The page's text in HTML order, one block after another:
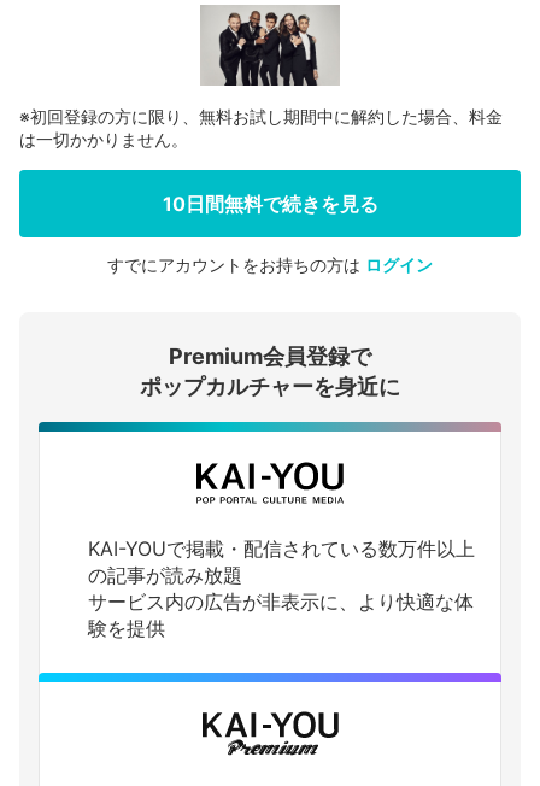
会員登録する
ログインする
※初回登録の方に限り、無料お試し期間中に解約した場合、料金
は一切かかりません。
10日間無料で続きを見る
すでにアカウントをお持ちの方は ログイン
Premium会員登録で
ポップカルチャーを身近に
KAI-YOUで掲載・配信されている数万件以上
の記事が読み放題
サービス内の広告が非表示に、より快適な体
験を提供